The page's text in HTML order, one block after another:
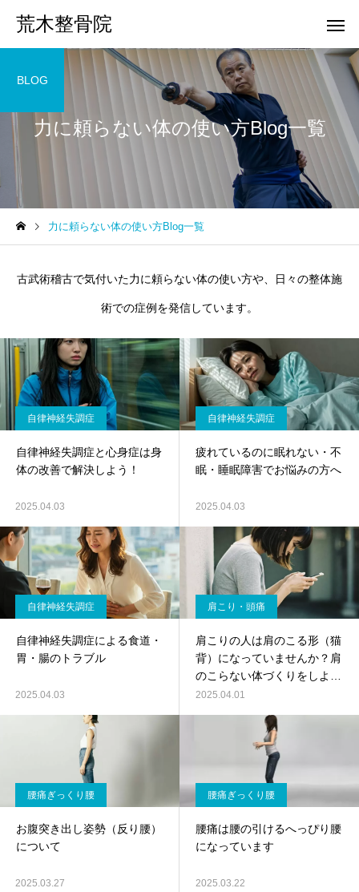
荒木整骨院
力に頼らない体の使い方Blog一覧
BLOG
力に頼らない体の使い方Blog一覧
古武術稽古で気付いた力に頼らない体の使い方や、日々の整体施
術での症例を発信しています。
自律神経失調症
自律神経失調症と心身症は身
体の改善で解決しよう！
2025.04.03
自律神経失調症
疲れているのに眠れない・不
眠・睡眠障害でお悩みの方へ
2025.04.03
自律神経失調症
自律神経失調症による食道・
胃・腸のトラブル
2025.04.03
肩こり・頭痛
肩こりの人は肩のこる形（猫
背）になっていませんか？肩
のこらない体づくりをしよ
う！
2025.04.01
腰痛ぎっくり腰
お腹突き出し姿勢（反り腰）
について
2025.03.27
腰痛ぎっくり腰
腰痛は腰の引けるへっぴり腰
になっています
2025.03.22